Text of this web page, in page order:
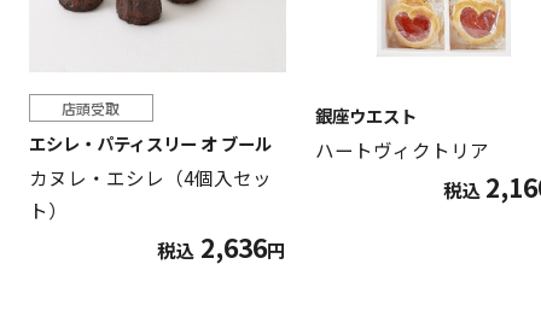
店頭受取
エシレ・パティスリー オ ブール
カヌレ・エシレ（4個入セッ
ト）
税込 2,636円
銀座ウエスト
ハートヴィクトリア
税込